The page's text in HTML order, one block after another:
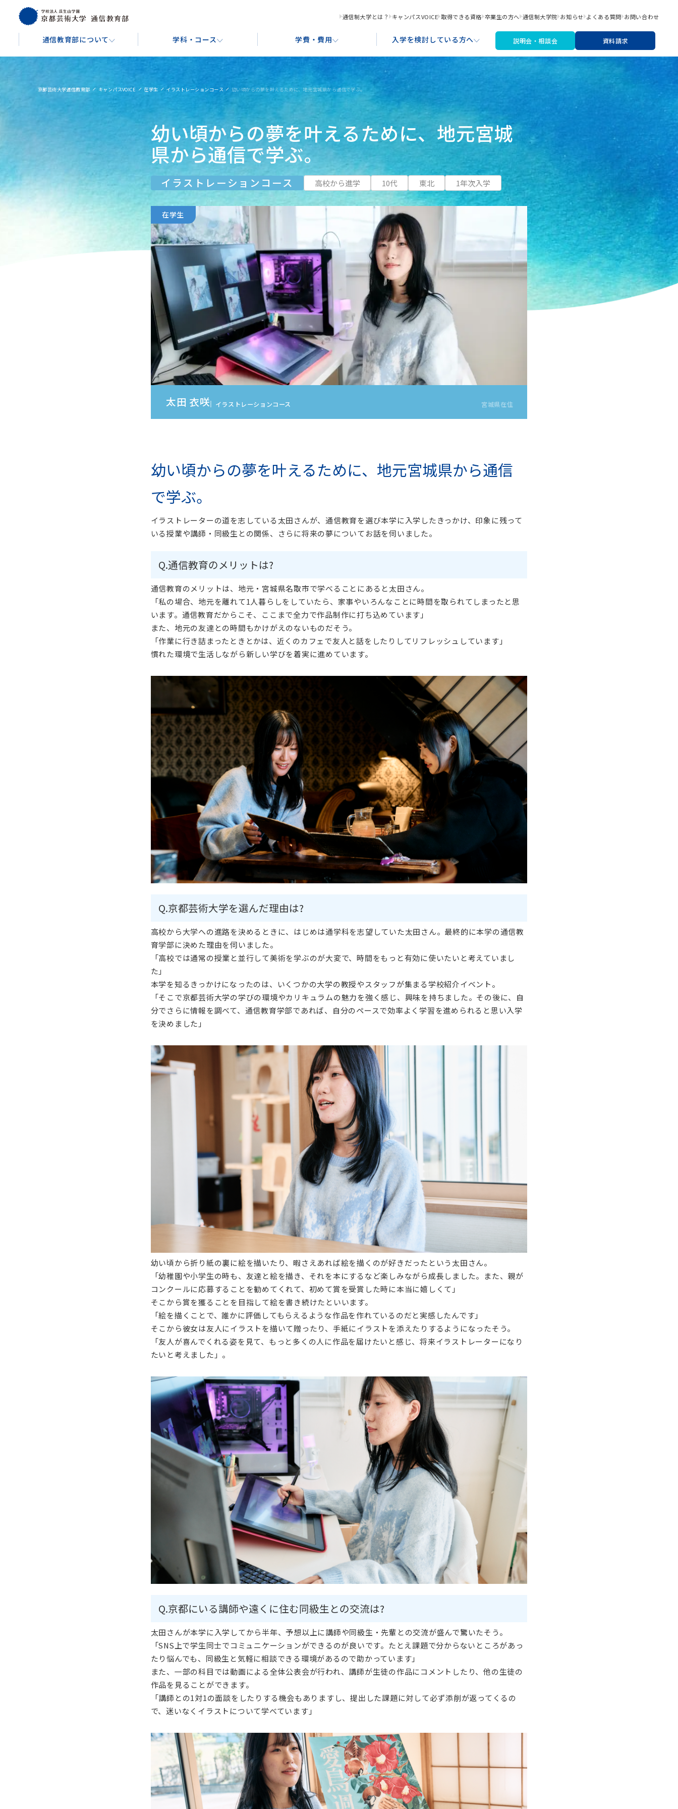
通信制大学とは？ キャンパスVOICE 取得できる資格 卒業生の方へ 通信制大学院 お知らせ よくある質問 お問い合わせ
通信教育部について
通信教育部について
About
通信教育部の学び方 学習サポート 就職サポート
キャンパスガイド アクセス案内 ポリシー
バーチャル背景ダウンロード
学科・コース
学科・コース
Course
芸術教養学科
博物館学実践コース
文化コンテンツ創造学科
音楽コース
イラストレーションコース
映像コース
グラフィックデザインコース
書画コース
食文化デザインコース
文芸コース
アートライティングコース
※2026年4月より募集停止
美術科
日本画コース
洋画コース
陶芸コース
染織コース
写真コース
環境デザイン学科
建築デザインコース
ランドスケープデザインコース
博物館学芸員課程（科目等履修）
共通科目
共通科目
学費・費用
学費・費用
Tuition & Fees
入学金・授業料 奨学金制度・ローンのご案内 教材・機材費
入学を検討している方へ
入学を検討している方へ
For Prospective Students
出願手続きについて 入学形態と出願資格 あなたにあった入学検討ステップ
説明会・相談会 資料請求
京都芸術大学通信教育部 キャンパスVOICE 在学生 イラストレーションコース 幼い頃からの夢を叶えるために、地元宮城県から通信で学ぶ。
幼い頃からの夢を叶えるために、地元宮城
県から通信で学ぶ。
イラストレーションコース 高校から進学 10代 東北 1年次入学
在学生
太田 衣咲 イラストレーションコース 宮城県在住
幼い頃からの夢を叶えるために、地元宮城県から通信
で学ぶ。
イラストレーターの道を志している太田さんが、通信教育を選び本学に入学したきっかけ、印象に残って
いる授業や講師・同級生との関係、さらに将来の夢についてお話を伺いました。
Q.通信教育のメリットは?
通信教育のメリットは、地元・宮城県名取市で学べることにあると太田さん。
「私の場合、地元を離れて1人暮らしをしていたら、家事やいろんなことに時間を取られてしまったと思
います。通信教育だからこそ、ここまで全力で作品制作に打ち込めています」
また、地元の友達との時間もかけがえのないものだそう。
「作業に行き詰まったときとかは、近くのカフェで友人と話をしたりしてリフレッシュしています」
慣れた環境で生活しながら新しい学びを着実に進めています。
Q.京都芸術大学を選んだ理由は?
高校から大学への進路を決めるときに、はじめは通学科を志望していた太田さん。最終的に本学の通信教
育学部に決めた理由を伺いました。
「高校では通常の授業と並行して美術を学ぶのが大変で、時間をもっと有効に使いたいと考えていまし
た」
本学を知るきっかけになったのは、いくつかの大学の教授やスタッフが集まる学校紹介イベント。
「そこで京都芸術大学の学びの環境やカリキュラムの魅力を強く感じ、興味を持ちました。その後に、自
分でさらに情報を調べて、通信教育学部であれば、自分のペースで効率よく学習を進められると思い入学
を決めました」
幼い頃から折り紙の裏に絵を描いたり、暇さえあれば絵を描くのが好きだったという太田さん。
「幼稚園や小学生の時も、友達と絵を描き、それを本にするなど楽しみながら成⻑しました。また、親が
コンクールに応募することを勧めてくれて、初めて賞を受賞した時に本当に嬉しくて」
そこから賞を獲ることを目指して絵を書き続けたといいます。
「絵を描くことで、誰かに評価してもらえるような作品を作れているのだと実感したんです」
そこから彼女は友人にイラストを描いて贈ったり、手紙にイラストを添えたりするようになったそう。
「友人が喜んでくれる姿を見て、もっと多くの人に作品を届けたいと感じ、将来イラストレーターになり
たいと考えました」。
Q.京都にいる講師や遠くに住む同級生との交流は?
太田さんが本学に入学してから半年、予想以上に講師や同級生・先輩との交流が盛んで驚いたそう。
「SNS上で学生同士でコミュニケーションができるのが良いです。たとえ課題で分からないところがあっ
たり悩んでも、同級生と気軽に相談できる環境があるので助かっています」
また、一部の科目では動画による全体公表会が行われ、講師が生徒の作品にコメントしたり、他の生徒の
作品を見ることができます。
「講師との1対1の面談をしたりする機会もありますし、提出した課題に対して必ず添削が返ってくるの
で、迷いなくイラストについて学べています」